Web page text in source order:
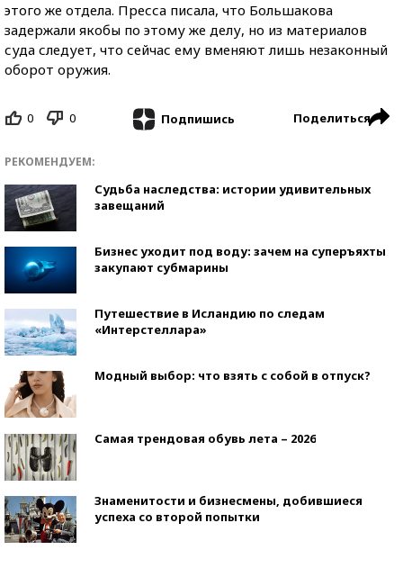
этого же отдела. Пресса писала, что Большакова
задержали якобы по этому же делу, но из материалов
суда следует, что сейчас ему вменяют лишь незаконный
оборот оружия.
0 0 Подпишись Поделиться
РЕКОМЕНДУЕМ:
Судьба наследства: истории удивительных
завещаний
Бизнес уходит под воду: зачем на суперъяхты
закупают субмарины
Путешествие в Исландию по следам
«Интерстеллара»
Модный выбор: что взять с собой в отпуск?
Самая трендовая обувь лета – 2026
Знаменитости и бизнесмены, добившиеся
успеха со второй попытки